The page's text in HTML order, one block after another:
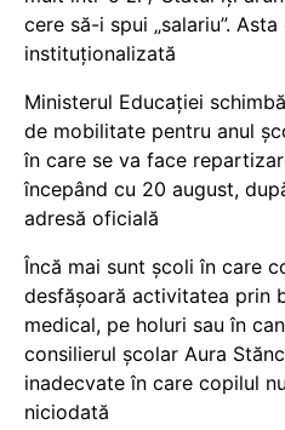
cere să-i spui „salariu”.
instituționalizată
Ministerul Educației
de mobilitate pentru anul
în care se va face
începând cu 20 august,
adresă oficială
Încă mai sunt școli în care
desfășoară activitatea prin
medical, pe holuri sau în
consilierul școlar Aura
inadecvate în care copilul
niciodată